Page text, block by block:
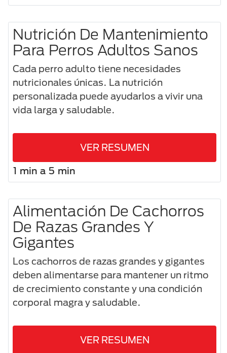
Nutrición De Mantenimiento
Para Perros Adultos Sanos
Cada perro adulto tiene necesidades
nutricionales únicas. La nutrición
personalizada puede ayudarlos a vivir una
vida larga y saludable.
VER RESUMEN
1 min a 5 min
Alimentación De Cachorros
De Razas Grandes Y
Gigantes
Los cachorros de razas grandes y gigantes
deben alimentarse para mantener un ritmo
de crecimiento constante y una condición
corporal magra y saludable.
VER RESUMEN